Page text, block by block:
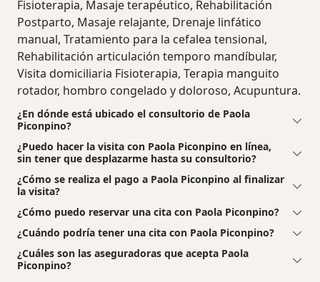
Fisioterapia, Masaje terapéutico, Rehabilitación
Postparto, Masaje relajante, Drenaje linfático
manual, Tratamiento para la cefalea tensional,
Rehabilitación articulación temporo mandíbular,
Visita domiciliaria Fisioterapia, Terapia manguito
rotador, hombro congelado y doloroso, Acupuntura.
¿En dónde está ubicado el consultorio de Paola
Piconpino?
¿Puedo hacer la visita con Paola Piconpino en línea,
sin tener que desplazarme hasta su consultorio?
¿Cómo se realiza el pago a Paola Piconpino al finalizar
la visita?
¿Cómo puedo reservar una cita con Paola Piconpino?
¿Cuándo podría tener una cita con Paola Piconpino?
¿Cuáles son las aseguradoras que acepta Paola
Piconpino?